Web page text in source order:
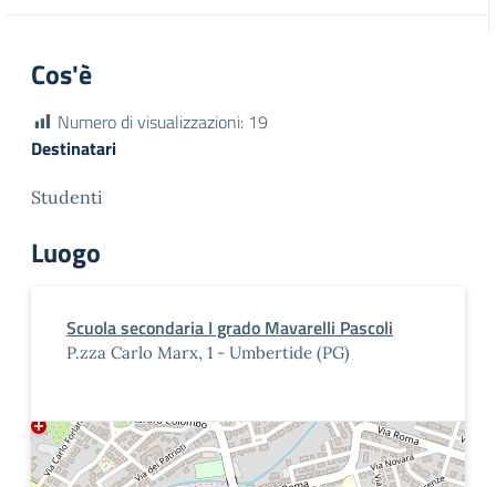
Cos'è
Numero di visualizzazioni: 19
Destinatari
Studenti
Luogo
Scuola secondaria I grado Mavarelli Pascoli
P.zza Carlo Marx, 1 - Umbertide (PG)